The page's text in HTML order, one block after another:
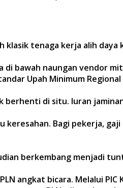
klasik tenaga kerja alih daya
di bawah naungan vendor
Upah Minimum Regional
berhenti di situ. Iuran
keresahan. Bagi pekerja,
berkembang menjadi
angkat bicara. Melalui